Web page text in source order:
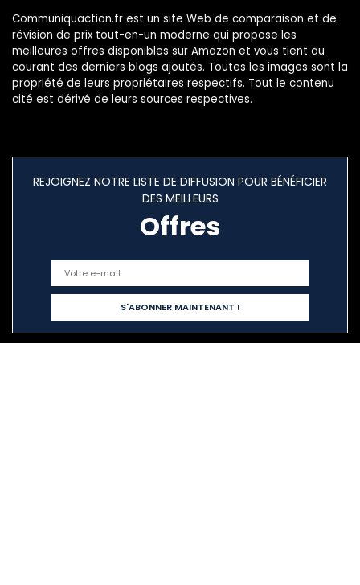
Communiquaction.fr est un site Web de comparaison et de
révision de prix tout-en-un moderne qui propose les
meilleures offres disponibles sur Amazon et vous tient au
courant des derniers blogs ajoutés. Toutes les images sont la
propriété de leurs propriétaires respectifs. Tout le contenu
cité est dérivé de leurs sources respectives.
REJOIGNEZ NOTRE LISTE DE DIFFUSION POUR BÉNÉFICIER
DES MEILLEURS
Offres